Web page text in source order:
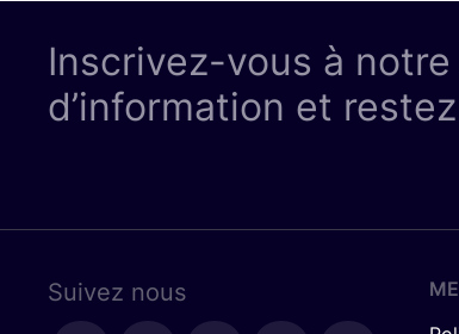
Inscrivez-vous à
d’information et
Suivez nous